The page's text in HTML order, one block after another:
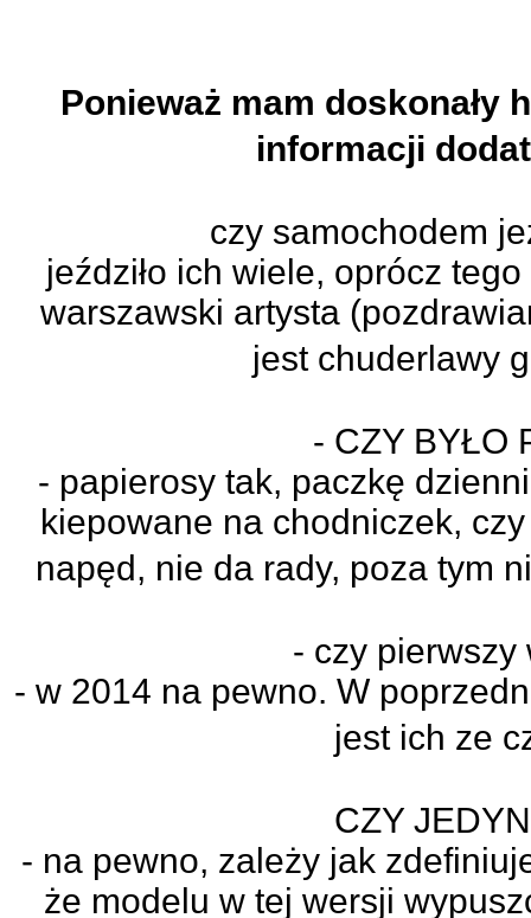
Ponieważ mam doskonały
informacji
czy samochodem
jeździło ich wiele, oprócz
warszawski artysta
jest chuderlawy
- CZY BYŁO
- papierosy tak, paczkę
kiepowane na chodniczek,
napęd, nie da rady, poza
- czy pierwszy
- w 2014 na pewno. W
jest ich ze
CZY
- na pewno, zależy jak
że modelu w tej wersji